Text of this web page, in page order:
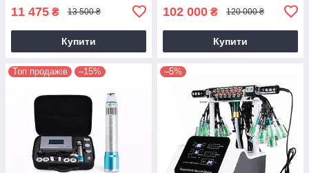
11 475 ₴ 13 500 ₴
Купити
102 000 ₴ 120 000 ₴
Купити
Топ продажів –15% –5%